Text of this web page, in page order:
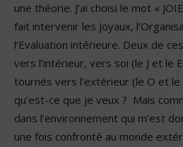
une théorie. J’ai choisi le mot «
fait intervenir les Joyaux,
l’Evaluation intérieure. Deux de
vers l’intérieur, vers soi (le J et le
tournés vers l’extérieur (le O et
qu’est-ce que je veux ? Mais
dans l’environnement qui m’est
une fois confronté au monde